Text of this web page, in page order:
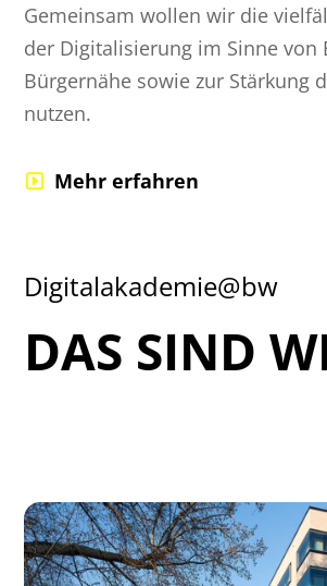
Gemeinsam wollen wir die
der Digitalisierung im Sinne von
Bürgernähe sowie zur Stärkung
nutzen.
Mehr erfahren
Digitalakademie@bw
DAS SIND